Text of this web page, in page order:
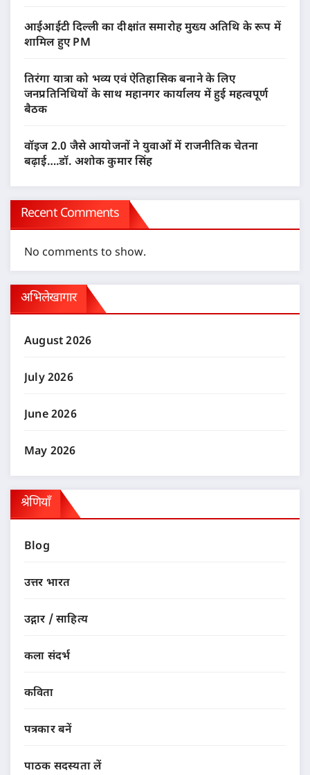
आईआईटी दिल्ली का दीक्षांत समारोह मुख्य अतिथि के रूप में
शामिल हुए PM
तिरंगा यात्रा को भव्य एवं ऐतिहासिक बनाने के लिए
जनप्रतिनिधियों के साथ महानगर कार्यालय में हुई महत्वपूर्ण
बैठक
वॉइज 2.0 जैसे आयोजनों ने युवाओं में राजनीतिक चेतना
बढ़ाई….डॉ. अशोक कुमार सिंह
Recent Comments
No comments to show.
अभिलेखागार
August 2026
July 2026
June 2026
May 2026
श्रेणियाँ
Blog
उत्तर भारत
उद्गार / साहित्य
कला संदर्भ
कविता
पत्रकार बनें
पाठक सदस्यता लें